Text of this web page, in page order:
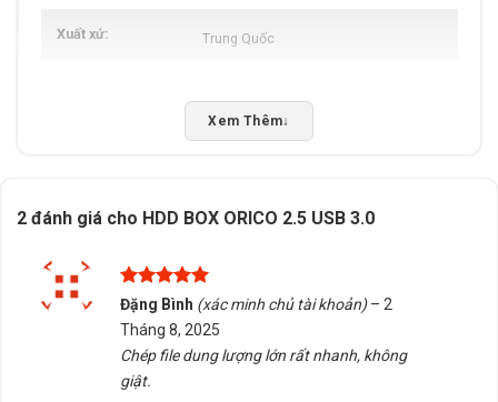
Xuất xứ Trung Quốc
Xem Thêm↓
2 đánh giá cho HDD BOX ORICO 2.5 USB 3.0
Được xếp
hạng
55
sao
Đặng Bình (xác minh chủ tài khoản) – 2
Tháng 8, 2025
Chép file dung lượng lớn rất nhanh, không
giật.